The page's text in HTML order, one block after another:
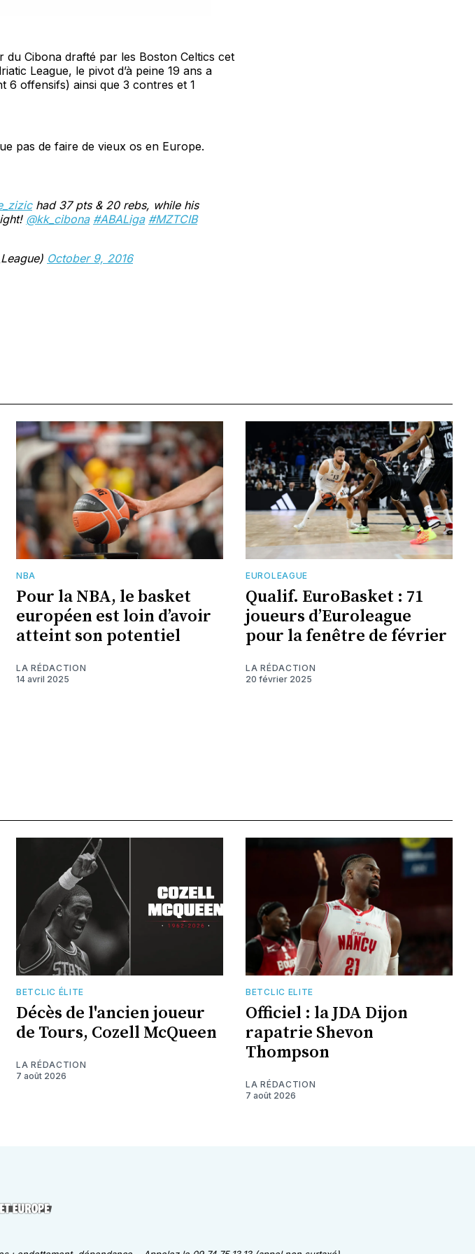
du Cibona drafté par les Boston Celtics cet
League, le pivot d’à peine 19 ans a
6 offensifs) ainsi que 3 contres et 1
pas de faire de vieux os en Europe.
had 37 pts & 20 rebs, while his
@kk_cibona #ABALiga #MZTCIB
October 9, 2016
NBA
Pour la NBA, le basket
européen est loin d’avoir
atteint son potentiel
LA RÉDACTION
14 avril 2025
EUROLEAGUE
Qualif. EuroBasket : 71
joueurs d’Euroleague
pour la fenêtre de février
LA RÉDACTION
20 février 2025
BETCLIC ÉLITE
Décès de l'ancien joueur
de Tours, Cozell McQueen
LA RÉDACTION
7 août 2026
BETCLIC ELITE
Officiel : la JDA Dijon
rapatrie Shevon
Thompson
LA RÉDACTION
7 août 2026